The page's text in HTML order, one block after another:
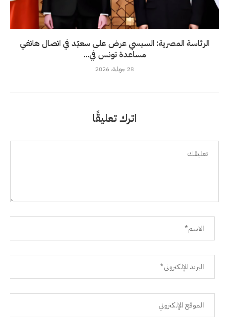
الرئاسة المصرية: السيسي عرض على سعيّد في اتصال هاتفي
مساعدة تونس في...
28 جويلية، 2026
اترك تعليقًا